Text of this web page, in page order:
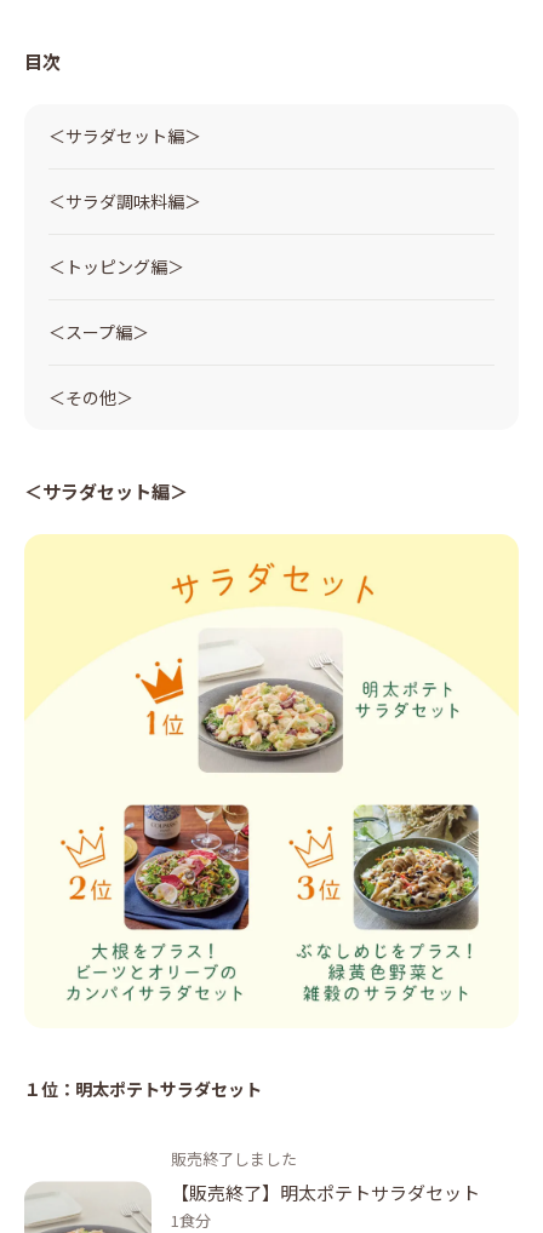
目次
＜サラダセット編＞
＜サラダ調味料編＞
＜トッピング編＞
＜スープ編＞
＜その他＞
＜サラダセット編＞
１位：明太ポテトサラダセット
販売終了しました
【販売終了】明太ポテトサラダセット
1食分